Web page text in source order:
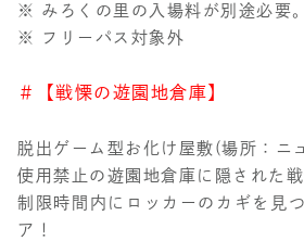
※ みろくの里の入場料が別途必要。
※ フリーパス対象外
＃【戦慄の遊園地倉庫】
脱出ゲーム型お化け屋敷(場所：ニ
使用禁止の遊園地倉庫に隠された戦
制限時間内にロッカーのカギを見
ア！